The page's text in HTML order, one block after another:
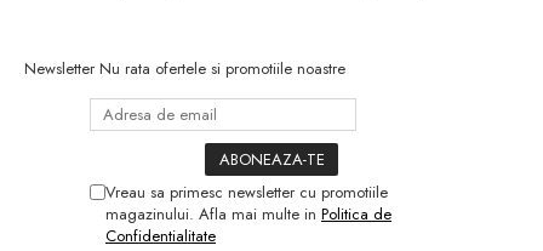
Accesorii si unelte pentru gradina
Pompe apa
Solutii curatare
Echipamente de protectie si imbracaminte
Newsletter Nu rata ofertele si promotiile noastre
Vreau sa primesc newsletter cu promotiile
magazinului. Afla mai multe in Politica de
Confidentialitate